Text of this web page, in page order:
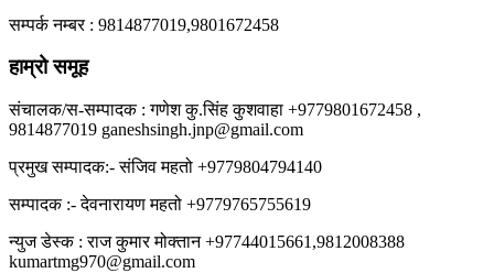
सम्पर्क नम्बर : 9814877019,9801672458
हाम्रो समूह
संचालक/स-सम्पादक : गणेश कु.सिंह कुशवाहा +9779801672458 ,
9814877019 ganeshsingh.jnp@gmail.com
प्रमुख सम्पादक:- संजिव महतो +9779804794140
सम्पादक :- देवनारायण महतो +9779765755619
न्युज डेस्क : राज कुमार मोक्तान +97744015661,9812008388
kumartmg970@gmail.com